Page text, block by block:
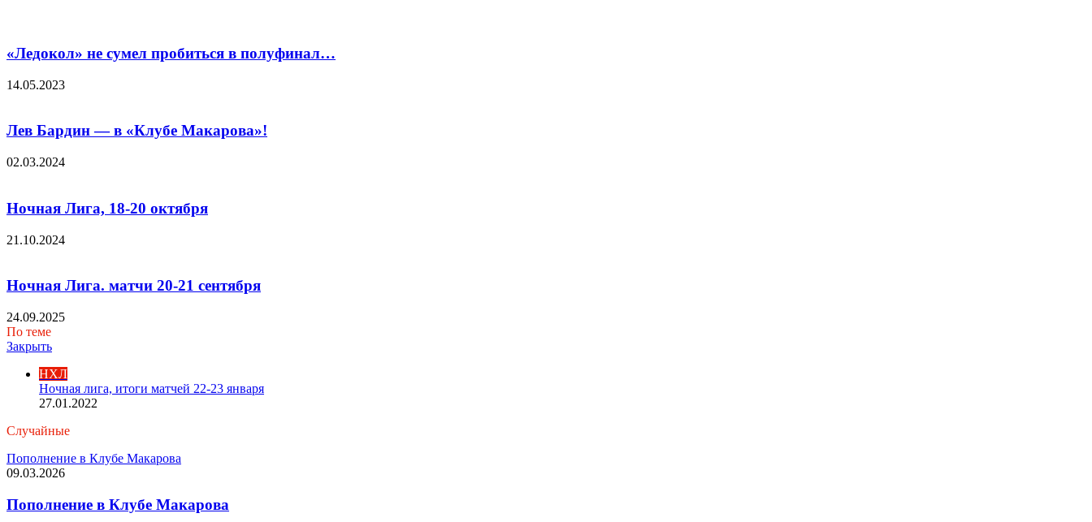
«Ледокол» не сумел пробиться в полуфинал…
14.05.2023
Лев Бардин — в «Клубе Макарова»!
02.03.2024
Ночная Лига, 18-20 октября
21.10.2024
Ночная Лига. матчи 20-21 сентября
24.09.2025
По теме
Закрыть
НХЛ
Ночная лига, итоги матчей 22-23 января
27.01.2022
Случайные
Пополнение в Клубе Макарова
09.03.2026
Пополнение в Клубе Макарова